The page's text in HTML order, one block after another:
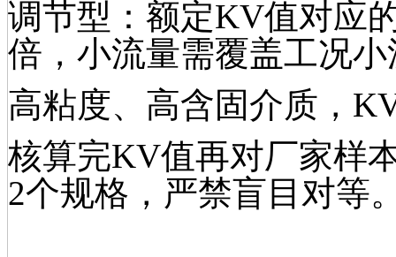
调节型：额定KV值对应
倍，小流量需覆盖工况
高粘度、高含固介质，
核算完KV值再对厂家样
2个规格，严禁盲目对等